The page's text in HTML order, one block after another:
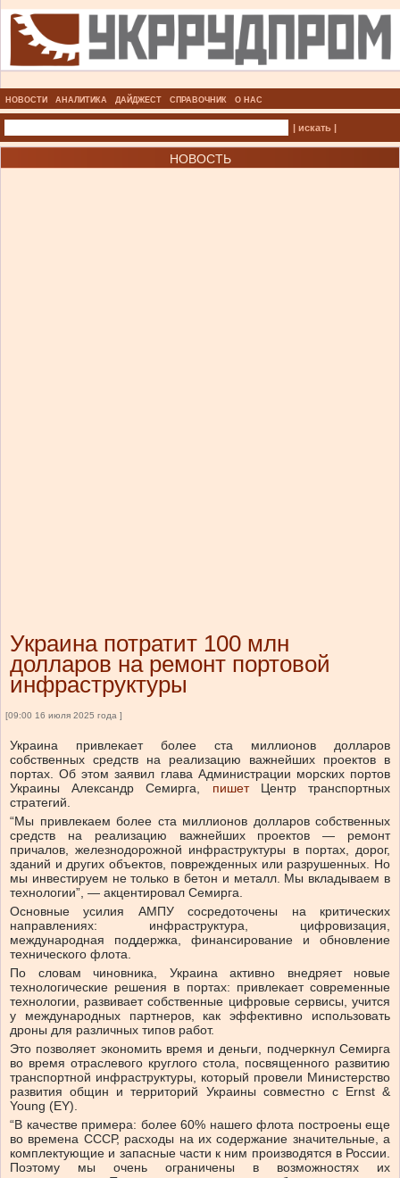
НОВОСТИ АНАЛИТИКА ДАЙДЖЕСТ СПРАВОЧНИК О НАС
| искать |
НОВОСТЬ
Украина потратит 100 млн
долларов на ремонт портовой
инфраструктуры
[09:00 16 июля 2025 года ]
Украина привлекает более ста миллионов долларов
собственных средств на реализацию важнейших проектов в
портах. Об этом заявил глава Администрации морских портов
Украины Александр Семирга,
пишет
Центр транспортных
стратегий.
“Мы привлекаем более ста миллионов долларов собственных
средств на реализацию важнейших проектов — ремонт
причалов, железнодорожной инфраструктуры в портах, дорог,
зданий и других объектов, поврежденных или разрушенных. Но
мы инвестируем не только в бетон и металл. Мы вкладываем в
технологии”, — акцентировал Семирга.
Основные усилия АМПУ сосредоточены на критических
направлениях: инфраструктура, цифровизация,
международная поддержка, финансирование и обновление
технического флота.
По словам чиновника, Украина активно внедряет новые
технологические решения в портах: привлекает современные
технологии, развивает собственные цифровые сервисы, учится
у международных партнеров, как эффективно использовать
дроны для различных типов работ.
Это позволяет экономить время и деньги, подчеркнул Семирга
во время отраслевого круглого стола, посвященного развитию
транспортной инфраструктуры, который провели Министерство
развития общин и территорий Украины совместно с Ernst &
Young (EY).
“В качестве примера: более 60% нашего флота построены еще
во времена СССР, расходы на их содержание значительные, а
комплектующие и запасные части к ним производятся в России.
Поэтому мы очень ограничены в возможностях их